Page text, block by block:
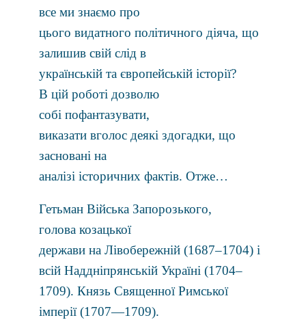
все ми знаємо про
цього видатного політичного діяча, що
залишив свій слід в
українській та європейській історії?
В цій роботі дозволю
собі пофантазувати,
виказати вголос деякі здогадки, що
засновані на
аналізі історичних фактів. Отже…
Гетьман Війська Запорозького,
голова козацької
державина Лівобережній(1687–1704) і
всій Наддніпрянській Україні (1704–
1709). Князь Священної Римської
імперії(1707—1709).